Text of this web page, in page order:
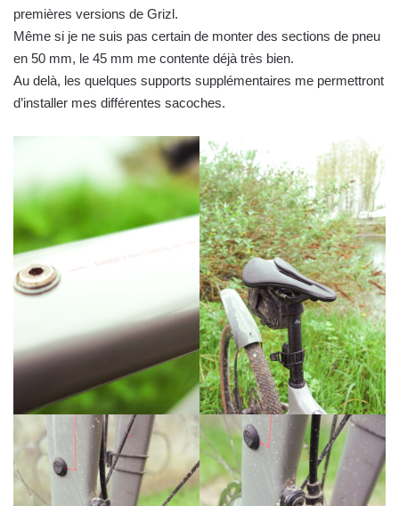
premières versions de Grizl.
Même si je ne suis pas certain de monter des sections de pneu
en 50 mm, le 45 mm me contente déjà très bien.
Au delà, les quelques supports supplémentaires me permettront
d’installer mes différentes sacoches.